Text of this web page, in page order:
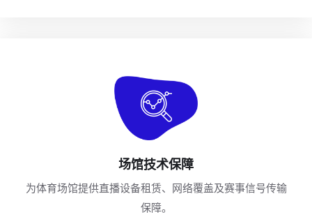
场馆技术保障
为体育场馆提供直播设备租赁、网络覆盖及赛事信号传输
保障。